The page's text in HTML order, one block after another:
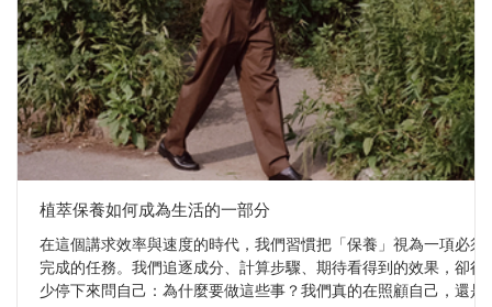
植萃保養如何成為生活的一部分
在這個講求效率與速度的時代，我們習慣把「保養」視為一項必須
完成的任務。我們追逐成分、計算步驟、期待看得到的效果，卻很
少停下來問自己：為什麼要做這些事？我們真的在照顧自己，還是